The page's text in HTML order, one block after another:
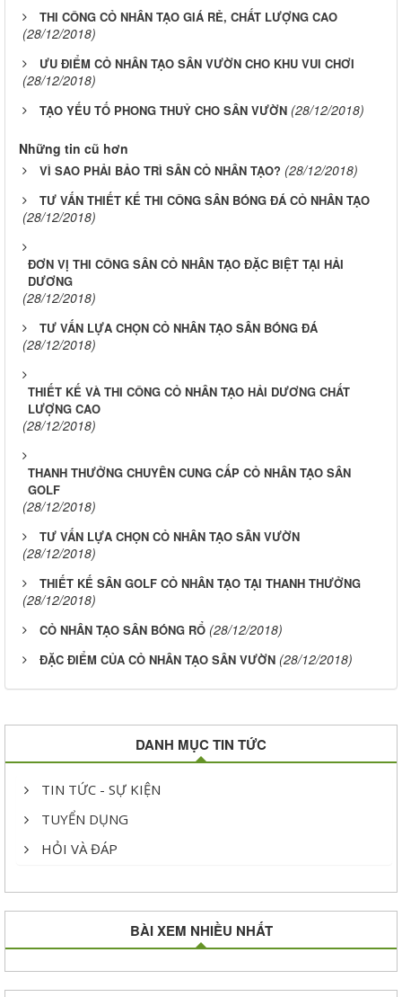
THI CÔNG CỎ NHÂN TẠO GIÁ RẺ, CHẤT LƯỢNG CAO
(28/12/2018)
ƯU ĐIỂM CỎ NHÂN TẠO SÂN VƯỜN CHO KHU VUI CHƠI
(28/12/2018)
TẠO YẾU TỐ PHONG THUỶ CHO SÂN VƯỜN (28/12/2018)
Những tin cũ hơn
VÌ SAO PHẢI BẢO TRÌ SÂN CỎ NHÂN TẠO? (28/12/2018)
TƯ VẤN THIẾT KẾ THI CÔNG SÂN BÓNG ĐÁ CỎ NHÂN TẠO
(28/12/2018)
ĐƠN VỊ THI CÔNG SÂN CỎ NHÂN TẠO ĐẶC BIỆT TẠI HẢI
DƯƠNG
(28/12/2018)
TƯ VẤN LỰA CHỌN CỎ NHÂN TẠO SÂN BÓNG ĐÁ
(28/12/2018)
THIẾT KẾ VÀ THI CÔNG CỎ NHÂN TẠO HẢI DƯƠNG CHẤT
LƯỢNG CAO
(28/12/2018)
THANH THƯỞNG CHUYÊN CUNG CẤP CỎ NHÂN TẠO SÂN
GOLF
(28/12/2018)
TƯ VẤN LỰA CHỌN CỎ NHÂN TẠO SÂN VƯỜN
(28/12/2018)
THIẾT KẾ SÂN GOLF CỎ NHÂN TẠO TẠI THANH THƯỞNG
(28/12/2018)
CỎ NHÂN TẠO SÂN BÓNG RỔ (28/12/2018)
ĐẶC ĐIỂM CỦA CỎ NHÂN TẠO SÂN VƯỜN (28/12/2018)
DANH MỤC TIN TỨC
TIN TỨC - SỰ KIỆN
TUYỂN DỤNG
HỎI VÀ ĐÁP
BÀI XEM NHIỀU NHẤT